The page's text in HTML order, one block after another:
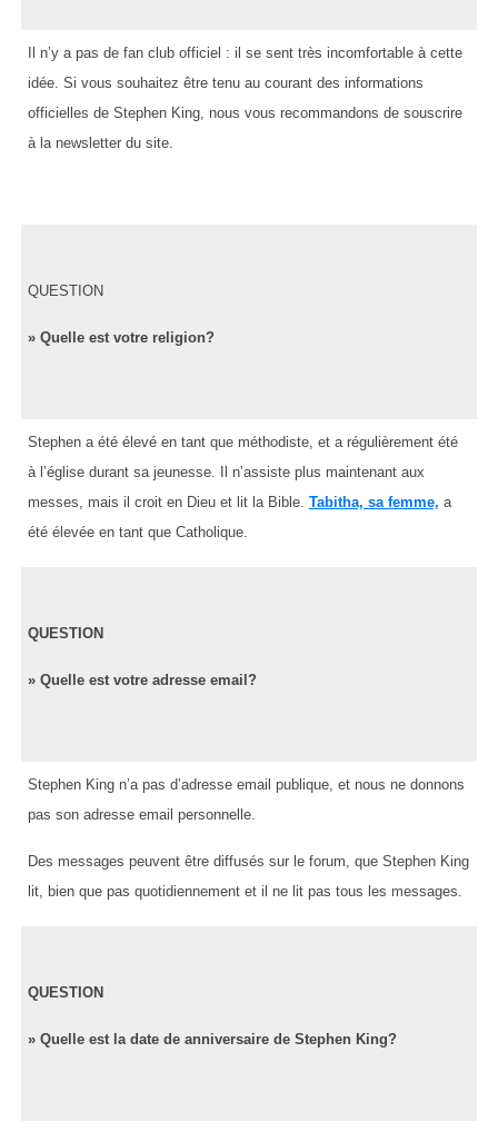
Il n’y a pas de fan club officiel : il se sent très incomfortable à cette
idée. Si vous souhaitez être tenu au courant des informations
officielles de Stephen King, nous vous recommandons de souscrire
à la newsletter du site.
QUESTION
» Quelle est votre religion?
Stephen a été élevé en tant que méthodiste, et a régulièrement été
à l’église durant sa jeunesse. Il n’assiste plus maintenant aux
messes, mais il croit en Dieu et lit la Bible. Tabitha, sa femme, a
été élevée en tant que Catholique.
QUESTION
» Quelle est votre adresse email?
Stephen King n’a pas d’adresse email publique, et nous ne donnons
pas son adresse email personnelle.
Des messages peuvent être diffusés sur le forum, que Stephen King
lit, bien que pas quotidiennement et il ne lit pas tous les messages.
QUESTION
» Quelle est la date de anniversaire de Stephen King?